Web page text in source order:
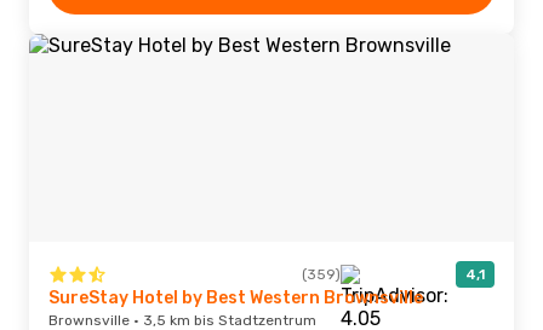
(359) 4,1
SureStay Hotel by Best Western Brownsville
Brownsville · 3,5 km bis Stadtzentrum